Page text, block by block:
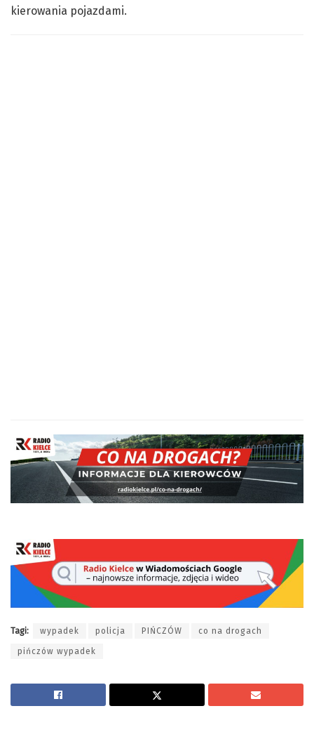
kierowania pojazdami.
Tagi: wypadek policja PIŃCZÓW co na drogach
pińczów wypadek